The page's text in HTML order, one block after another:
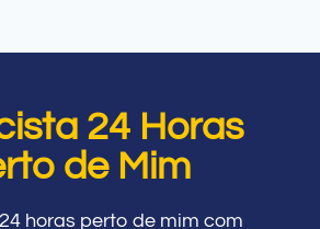
24 Horas
de Mim
horas perto de mim com